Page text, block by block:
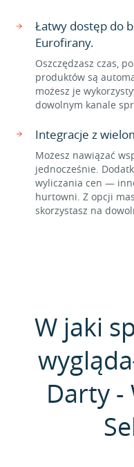
Łatwy dostęp do
Eurofirany.
Oszczędzasz czas,
produktów są
możesz je
dowolnym kanale
Integracje z
Możesz nawiązać
jednocześnie.
wyliczania cen —
hurtowni. Z opcji
skorzystasz na
W jaki
Darty -